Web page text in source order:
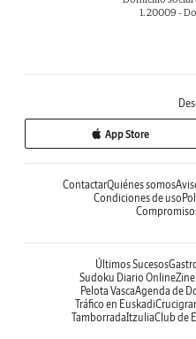
1. 20009 -
App Store
ContactarQuiénes somos
Condiciones de uso
Últimos Sucesos
Sudoku Diario Online
Pelota VascaAgenda de
Tráfico en Euskadi
TamborradaItzuliaClub de